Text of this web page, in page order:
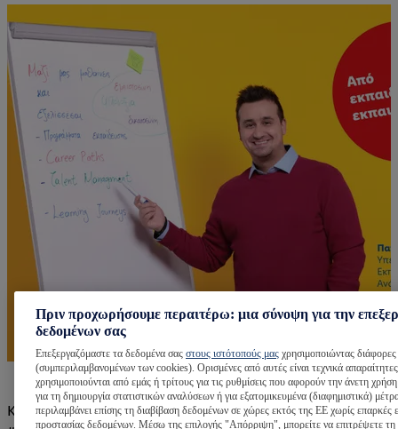
Και δεν είμαστε μόνοι.Μαζί με εμάς, το
Πριν προχωρήσουμε περαιτέρω: μια σύνοψη για την
δεδομένων σας
Επεξεργαζόμαστε τα δεδομένα σας στους ιστότοπούς μας χρησιμοποιώντας διάφορες
(συμπεριλαμβανομένων των cookies). Ορισμένες από αυτές είναι τεχνικά
χρησιμοποιούνται από εμάς ή τρίτους για τις ρυθμίσεις που αφορούν την άνετη
για τη δημιουργία στατιστικών αναλύσεων ή για εξατομικευμένα (διαφημιστικά)
περιλαμβάνει επίσης τη διαβίβαση δεδομένων σε χώρες εκτός της ΕΕ χωρίς επαρκές
προστασίας δεδομένων. Μέσω της επιλογής "Απόρριψη", μπορείτε να επιτρέψετε